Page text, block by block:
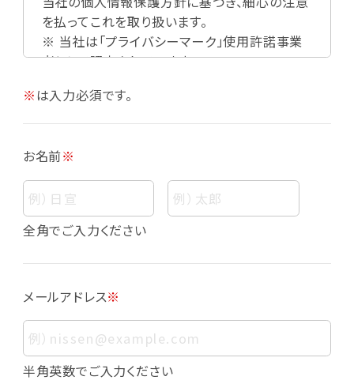
を払ってこれを取り扱います。
※ 当社は「プライバシーマーク」使用許諾事業
者として認定されています。
個人情報
個人情報とは、お客様個人に関する情報であっ
て、当該情報を構成する氏名、住所、電話番号、
す。また、その情報のみでは識別できない場合で
も、他の情報と容易に照合することで、結果的に
お客様個人を識別できるものも個人情報に含ま
れます。
※は入力必須です。
お名前※
全角でご入力ください
メールアドレス※
半角英数でご入力ください